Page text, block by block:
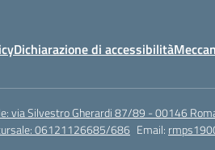
Dichiarazione di accessibilità
via Silvestro Gherardi 87/89 - 00146
06121126685/686 Email: